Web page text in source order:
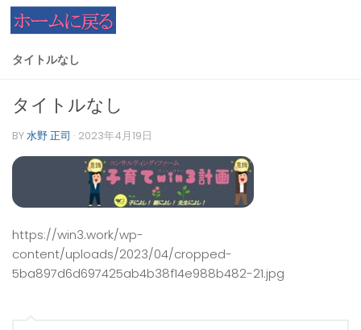
コンテンツへスキップ
タイトルなし
タイトルなし
BY水野 正司 · 2023年4月19日
https://win3.work/wp-
content/uploads/2023/04/cropped-
5ba897d6d697425ab4b38f14e988b482-21.jpg